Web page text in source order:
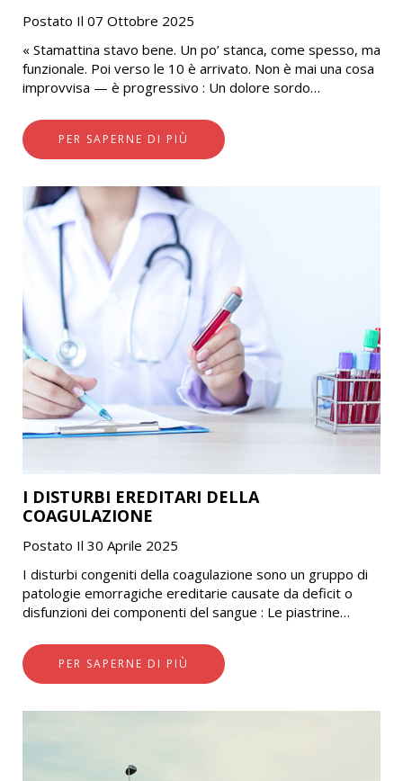
Postato Il 07 Ottobre 2025
« Stamattina stavo bene. Un po’ stanca, come spesso, ma
funzionale. Poi verso le 10 è arrivato. Non è mai una cosa
improvvisa — è progressivo : Un dolore sordo…
PER SAPERNE DI PIÙ
I DISTURBI EREDITARI DELLA
COAGULAZIONE
Postato Il 30 Aprile 2025
I disturbi congeniti della coagulazione sono un gruppo di
patologie emorragiche ereditarie causate da deficit o
disfunzioni dei componenti del sangue : Le piastrine
PER SAPERNE DI PIÙ